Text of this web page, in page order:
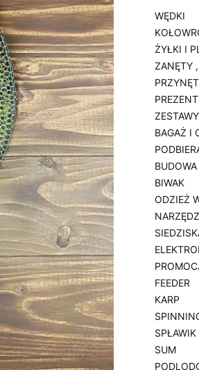
WĘDKI
ŻYŁKI I
ZANĘTY
BAGAŻ I
BIWAK
ODZIEŻ
FEEDER
KARP
SPŁAWIK
SUM